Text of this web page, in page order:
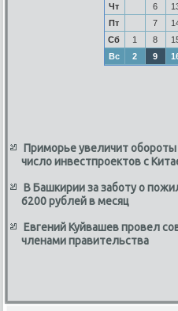
Чт
6
Пт
7
Сб
1 8
Вс
2 9
Приморье увеличит
число инвестпроектов с
В Башкирии за заботу о
6200 рублей в месяц
Евгений Куйвашев провел
членами правительства